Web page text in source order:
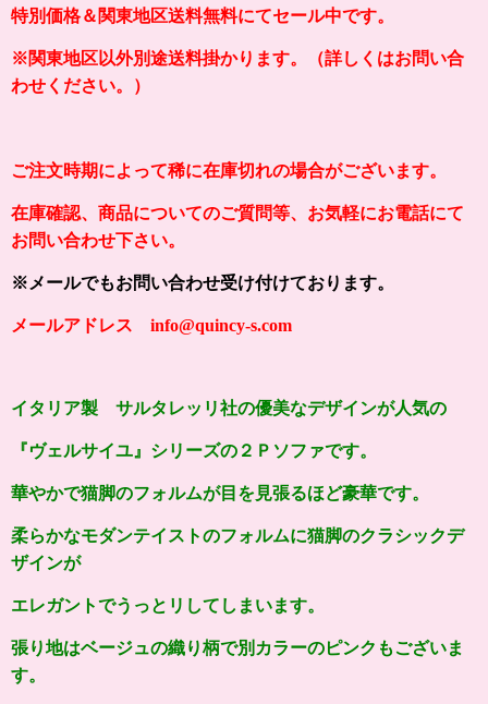
特別価格＆関東地区送料無料にてセール中です。
※関東地区以外別途送料掛かります。（詳しくはお問い合
わせください。）
ご注文時期によって稀に在庫切れの場合がございます。
在庫確認、商品についてのご質問等、お気軽にお電話にて
お問い合わせ下さい。
※メールでもお問い合わせ受け付けております。
メールアドレス info@quincy-s.com
イタリア製 サルタレッリ社の優美なデザインが人気の
『ヴェルサイユ』シリーズの２Ｐソファです。
華やかで猫脚のフォルムが目を見張るほど豪華です。
柔らかなモダンテイストのフォルムに猫脚のクラシックデ
ザインが
エレガントでうっとリしてしまいます。
張り地はベージュの織り柄で別カラーのピンクもございま
す。